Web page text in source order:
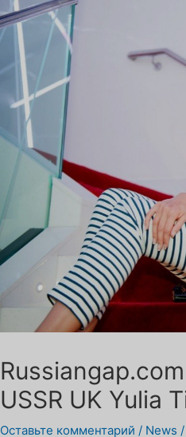
USSR UK Yulia
Оставьте комментарий / News